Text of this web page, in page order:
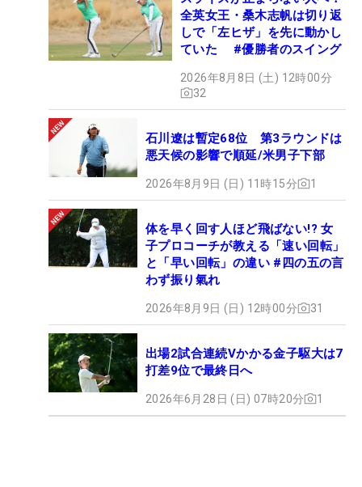
全英女王・桑木志帆は切り返
しで「左ヒザ」を先に動かし
ていた #優勝者のスイング
2026年8月8日 (土) 12時00分
32
石川遼は暫定68位 第3ラウンドは
悪天候の影響で順延/米男子下部
2026年8月9日 (日) 11時15分 1
体を早く回す人ほど飛ばない!? 女
子プロコーチが教える「速い回転」
と「早い回転」の違い #四の五の言
わず振り氣れ
2026年8月9日 (日) 12時00分 31
出場2試合連続Vかかる金子駆大は7
打差9位で最終日へ
2026年6月28日 (日) 07時20分 1